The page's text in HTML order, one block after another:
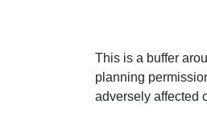
This is a buffer
planning
adversely affected